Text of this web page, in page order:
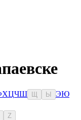
ХЦЧШ Ы ЭЮ
Z